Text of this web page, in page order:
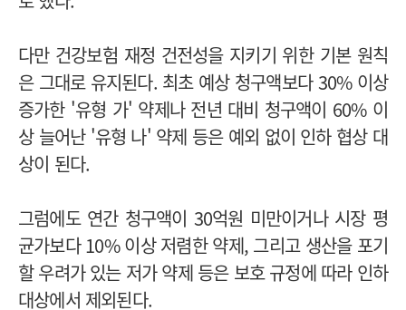
다만 건강보험 재정 건전성을 지키기 위한 기본 원칙
은 그대로 유지된다. 최초 예상 청구액보다 30% 이상
증가한 '유형 가' 약제나 전년 대비 청구액이 60% 이
상 늘어난 '유형 나' 약제 등은 예외 없이 인하 협상 대
상이 된다.
그럼에도 연간 청구액이 30억원 미만이거나 시장 평
균가보다 10% 이상 저렴한 약제, 그리고 생산을 포기
할 우려가 있는 저가 약제 등은 보호 규정에 따라 인하
대상에서 제외된다.